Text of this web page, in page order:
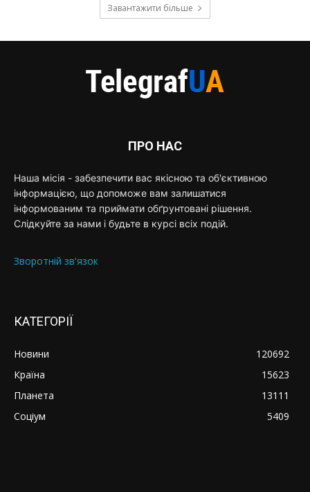
Завантажити більше
ПРО НАС
Наша місія - забезпечити вас якісною та об'єктивною
інформацією, що допоможе вам залишатися
інформованим та приймати обґрунтовані рішення.
Слідкуйте за нами і будьте в курсі всіх подій.
Зворотній зв'язок
КАТЕГОРІЇ
Новини
120692
Країна
15623
Планета
13111
Соціум
5409